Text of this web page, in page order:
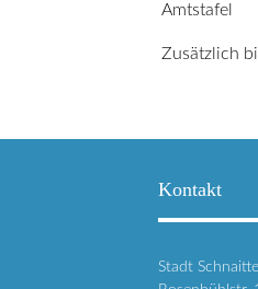
Amtstafel
Zusätzlich
Kontakt
Stadt